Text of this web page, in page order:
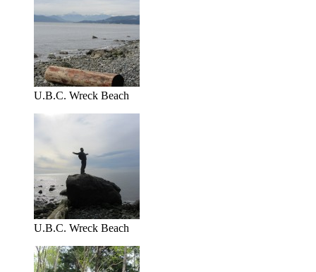
U.B.C. Wreck Beach
U.B.C. Wreck Beach